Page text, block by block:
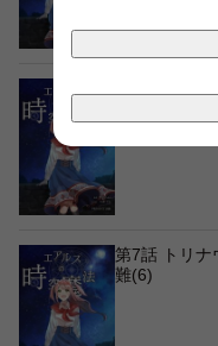
第7話 トリナ
難(6)